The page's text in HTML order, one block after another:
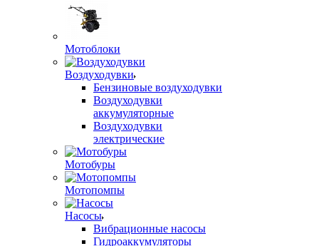
Мотоблоки
Воздуходувки
Бензиновые воздуходувки
Воздуходувки
аккумуляторные
Воздуходувки
электрические
Мотобуры
Мотопомпы
Насосы
Вибрационные насосы
Гидроаккумуляторы